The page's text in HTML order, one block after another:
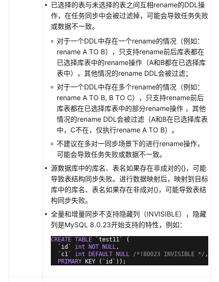
步
方
案
概
绍
入
云
出
云
将
MySQL
同
已选择的表与未选择的表之间互相rename的DDL操
作，在任务同步中会被过滤掉，可能会导致任务失败
或数据不一致。
对于一个DDL中存在一个rename的情况（例如：
rename A TO B），只支持rename前后库表都在
已选择库表中的rename操作（A和B都在已选择库
表中），其他情况的rename DDL会被过滤；
对于一个DDL中存在多个rename的情况（例如：
rename A TO B, B TO C），只支持rename前后
库表都在已选择库表中的部分rename操作 ，其他
情况的rename DDL会被过滤（A和B在已选择库表
中，C不在，仅执行rename A TO B）。
不建议在多对一同步场景下的进行rename操作，
可能会导致任务失败或数据不一致。
源数据库中的库名、表名如果存在非成对的{}，可能
导致表结构同步失败。进行数据映射后，映射到目标
库中的库名、表名如果存在非成对{}，可能导致表结
构同步失败。
全量和增量同步不支持隐藏列（INVISIBLE），隐藏
列是MySQL 8.0.23开始支持的特性，例如：
CREATE TABLE `test11` (
  `id`
int NOT NULL,
  `c1`
int DEFAULT NULL /*!80023 INVISIBLE */ ,
PRIMARY KEY (`id`));